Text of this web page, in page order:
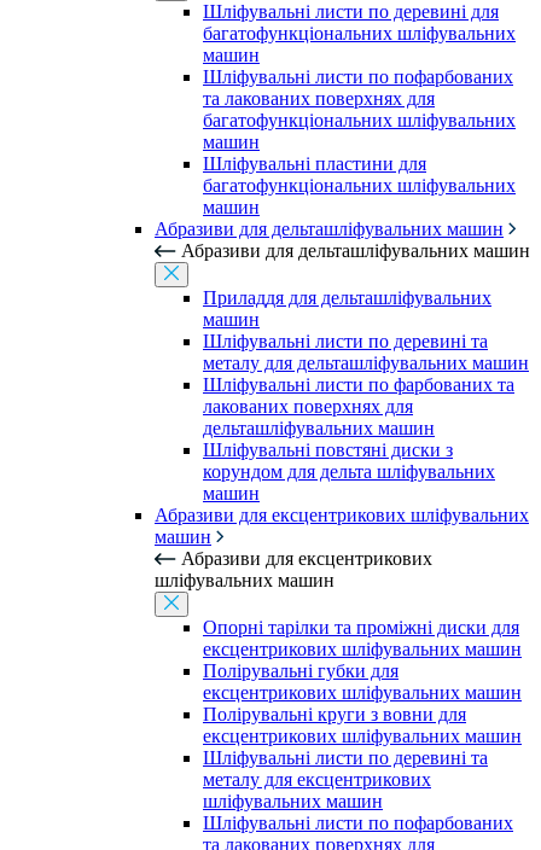
Шліфувальні листи по деревині для
багатофункціональних шліфувальних
машин
Шліфувальні листи по пофарбованих
та лакованих поверхнях для
багатофункціональних шліфувальних
машин
Шліфувальні пластини для
багатофункціональних шліфувальних
машин
Абразиви для дельташліфувальних машин
Абразиви для дельташліфувальних машин
Приладдя для дельташліфувальних
машин
Шліфувальні листи по деревині та
металу для дельташліфувальних машин
Шліфувальні листи по фарбованих та
лакованих поверхнях для
дельташліфувальних машин
Шліфувальні повстяні диски з
корундом для дельта шліфувальних
машин
Абразиви для ексцентрикових шліфувальних
машин
Абразиви для ексцентрикових
шліфувальних машин
Опорні тарілки та проміжні диски для
ексцентрикових шліфувальних машин
Полірувальні губки для
ексцентрикових шліфувальних машин
Полірувальні круги з вовни для
ексцентрикових шліфувальних машин
Шліфувальні листи по деревині та
металу для ексцентрикових
шліфувальних машин
Шліфувальні листи по пофарбованих
та лакованих поверхнях для